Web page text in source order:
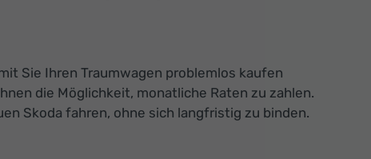
Sie Ihren Traumwagen problemlos kaufen
die Möglichkeit, monatliche Raten zu zahlen.
Skoda fahren, ohne sich langfristig zu binden.